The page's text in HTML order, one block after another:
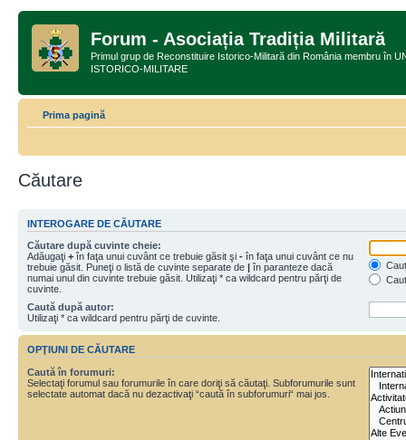
Forum - Asociația Tradiția Militară
Primul grup de Reconstituire Istorico-Militară din România membru în
ISTORICO-MILITARE
Prima pagină
Căutare
INTEROGARE DE CĂUTARE
Căutare după cuvinte cheie:
Adăugaţi + în faţa unui cuvânt ce trebuie găsit şi - în faţa unui cuvânt ce nu
trebuie găsit. Puneţi o listă de cuvinte separate de | în paranteze dacă
numai unul din cuvinte trebuie găsit. Utilizaţi * ca wildcard pentru părţi de
cuvinte.
Caută după autor:
Utilizaţi * ca wildcard pentru părţi de cuvinte.
OPŢIUNI DE CĂUTARE
Caută în forumuri:
Selectaţi forumul sau forumurile în care doriţi să căutaţi. Subforumurile sunt
selectate automat dacă nu dezactivaţi “caută în subforumuri“ mai jos.